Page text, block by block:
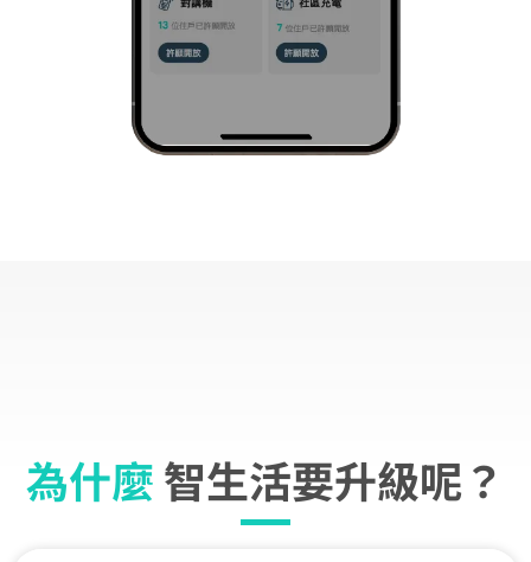
為什麼智生活要升級呢？